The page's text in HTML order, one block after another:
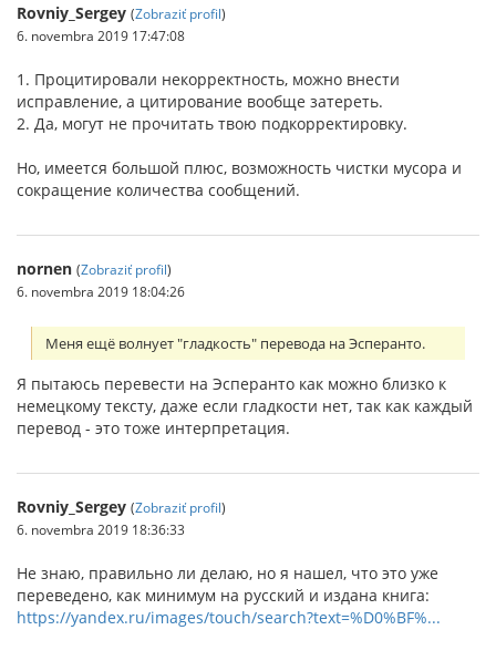
Rovniy_Sergey (Zobraziť profil)
6. novembra 2019 17:47:08
1. Процитировали некорректность, можно внести
исправление, а цитирование вообще затереть.
2. Да, могут не прочитать твою подкорректировку.
Но, имеется большой плюс, возможность чистки мусора и
сокращение количества сообщений.
nornen (Zobraziť profil)
6. novembra 2019 18:04:26
Меня ещё волнует "гладкость" перевода на Эсперанто.
Я пытаюсь перевести на Эсперанто как можно близко к
немецкому тексту, даже если гладкости нет, так как каждый
перевод - это тоже интерпретация.
Rovniy_Sergey (Zobraziť profil)
6. novembra 2019 18:36:33
Не знаю, правильно ли делаю, но я нашел, что это уже
переведено, как минимум на русский и издана книга:
https://yandex.ru/images/touch/search?text=%D0%BF%...